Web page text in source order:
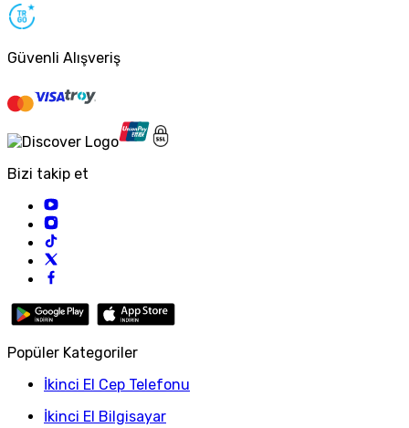
Güvenli Alışveriş
Bizi takip et
Popüler Kategoriler
İkinci El Cep Telefonu
İkinci El Bilgisayar